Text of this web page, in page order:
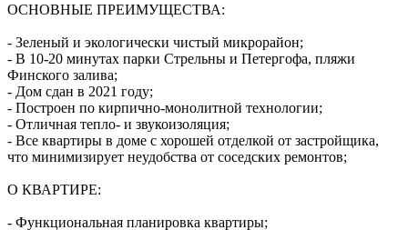
ОСНОВНЫЕ ПРЕИМУЩЕСТВА:
- Зеленый и экологически чистый микрорайон;
- В 10-20 минутах парки Стрельны и Петергофа, пляжи
Финского залива;
- Дом сдан в 2021 году;
- Построен по кирпично-монолитной технологии;
- Отличная тепло- и звукоизоляция;
- Все квартиры в доме с хорошей отделкой от застройщика,
что минимизирует неудобства от соседских ремонтов;
О КВАРТИРЕ:
- Функциональная планировка квартиры;